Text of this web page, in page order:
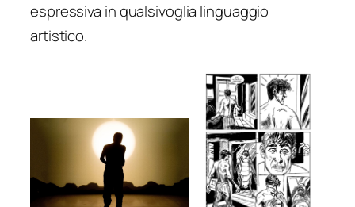
espressiva in qualsivoglia linguaggio
artistico.